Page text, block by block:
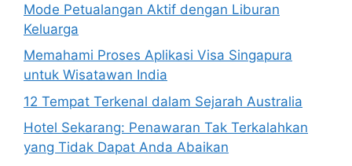
Mode Petualangan Aktif dengan Liburan
Keluarga
Memahami Proses Aplikasi Visa Singapura
untuk Wisatawan India
12 Tempat Terkenal dalam Sejarah Australia
Hotel Sekarang: Penawaran Tak Terkalahkan
yang Tidak Dapat Anda Abaikan